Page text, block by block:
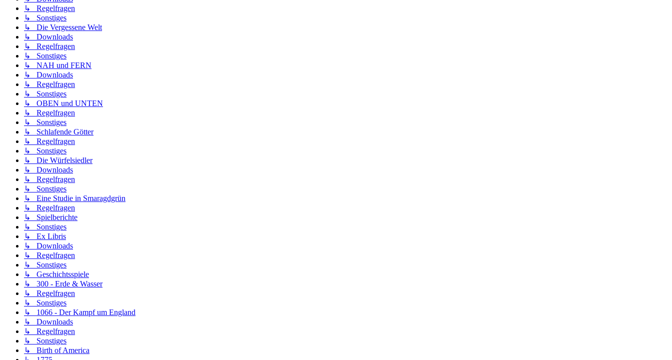
↳ Regelfragen
↳ Sonstiges
↳ Die Vergessene Welt
↳ Downloads
↳ Regelfragen
↳ Sonstiges
↳ NAH und FERN
↳ Downloads
↳ Regelfragen
↳ Sonstiges
↳ OBEN und UNTEN
↳ Regelfragen
↳ Sonstiges
↳ Schlafende Götter
↳ Regelfragen
↳ Sonstiges
↳ Die Würfelsiedler
↳ Downloads
↳ Regelfragen
↳ Sonstiges
↳ Eine Studie in Smaragdgrün
↳ Regelfragen
↳ Spielberichte
↳ Sonstiges
↳ Ex Libris
↳ Downloads
↳ Regelfragen
↳ Sonstiges
↳ Geschichtsspiele
↳ 300 - Erde & Wasser
↳ Regelfragen
↳ Sonstiges
↳ 1066 - Der Kampf um England
↳ Downloads
↳ Regelfragen
↳ Sonstiges
↳ Birth of America